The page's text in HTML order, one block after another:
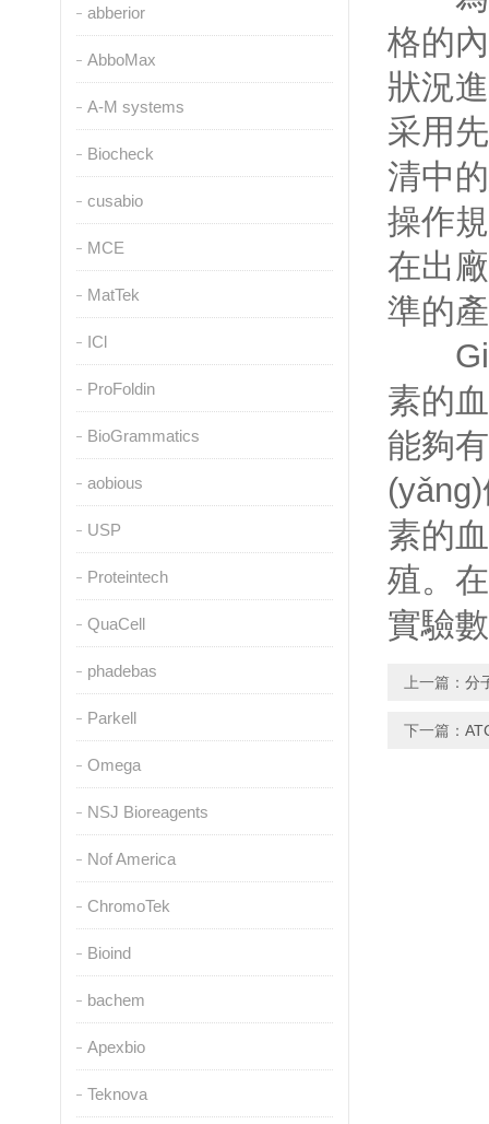
abberior
AbboMax
A-M systems
Biocheck
cusabio
MCE
MatTek
ICl
ProFoldin
BioGrammatics
aobious
USP
Proteintech
QuaCell
phadebas
Parkell
Omega
NSJ Bioreagents
Nof America
ChromoTek
Bioind
bachem
Apexbio
Teknova
格的
狀況進
采用
清中
操作
在出
準的
素的
能夠
素的
殖
實驗
上一篇： 分
下一篇：